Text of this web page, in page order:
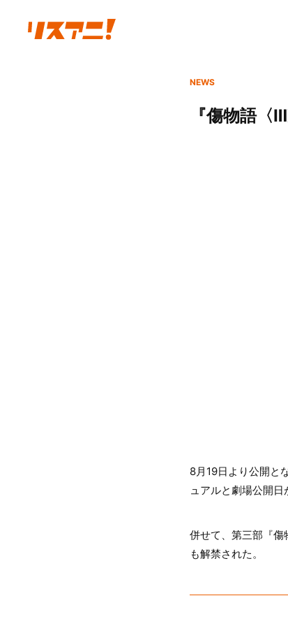
NEWS
『傷物語〈
8月19日より公開と
ュアルと劇場公開日
併せて、第三部『
も解禁された。